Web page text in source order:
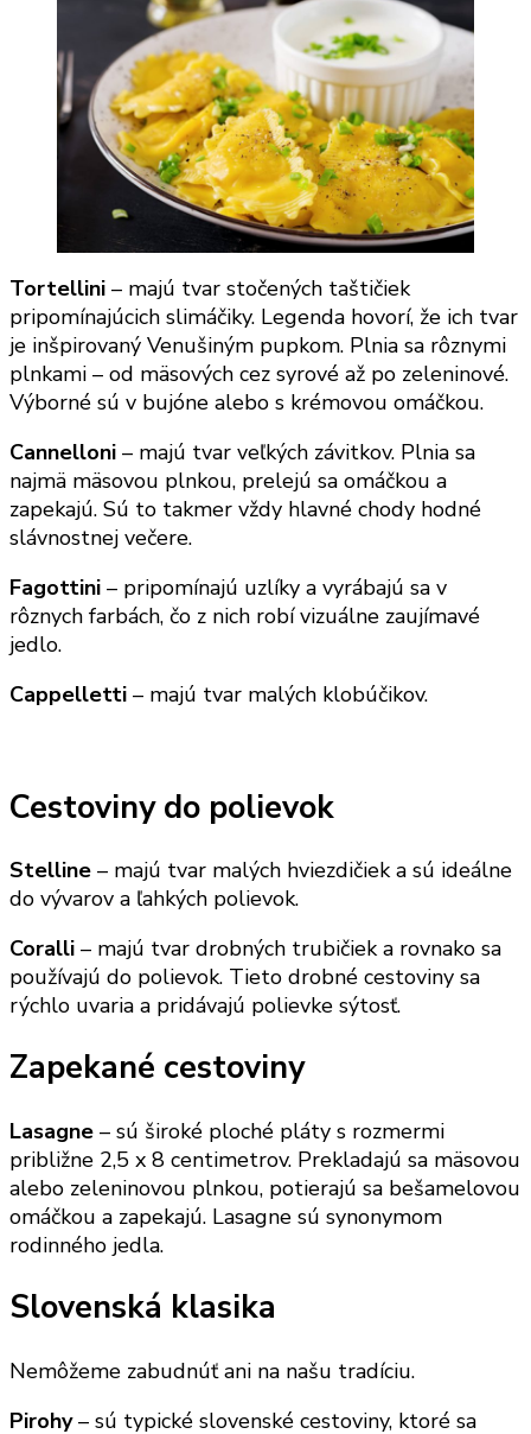
Tortellini – majú tvar stočených taštičiek
pripomínajúcich slimáčiky. Legenda hovorí, že ich tvar
je inšpirovaný Venušiným pupkom. Plnia sa rôznymi
plnkami – od mäsových cez syrové až po zeleninové.
Výborné sú v bujóne alebo s krémovou omáčkou.
Cannelloni – majú tvar veľkých závitkov. Plnia sa
najmä mäsovou plnkou, prelejú sa omáčkou a
zapekajú. Sú to takmer vždy hlavné chody hodné
slávnostnej večere.
Fagottini – pripomínajú uzlíky a vyrábajú sa v
rôznych farbách, čo z nich robí vizuálne zaujímavé
jedlo.
Cappelletti – majú tvar malých klobúčikov.
Cestoviny do polievok
Stelline – majú tvar malých hviezdičiek a sú ideálne
do vývarov a ľahkých polievok.
Coralli – majú tvar drobných trubičiek a rovnako sa
používajú do polievok. Tieto drobné cestoviny sa
rýchlo uvaria a pridávajú polievke sýtosť.
Zapekané cestoviny
Lasagne – sú široké ploché pláty s rozmermi
približne 2,5 x 8 centimetrov. Prekladajú sa mäsovou
alebo zeleninovou plnkou, potierajú sa bešamelovou
omáčkou a zapekajú. Lasagne sú synonymom
rodinného jedla.
Slovenská klasika
Nemôžeme zabudnúť ani na našu tradíciu.
Pirohy– sú typické slovenské cestoviny, ktoré sa